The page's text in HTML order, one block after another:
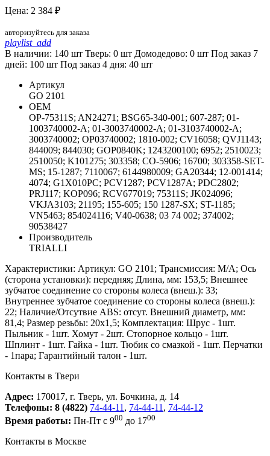
Цена: 2 384 ₽
авторизуйтесь для заказа
playlist_add
В наличии: 140 шт Тверь: 0 шт Домодедово: 0 шт Под заказ 7
дней: 100 шт Под заказ 4 дня: 40 шт
Артикул
GO 2101
ОЕМ
OP-75311S; AN24271; BSG65-340-001; 607-287; 01-
1003740002-A; 01-3003740002-A; 01-3103740002-A;
3003740002; OP03740002; 1810-002; CV16058; QVJ1143;
844009; 844030; GOP0840K; 1243200100; 6952; 2510023;
2510050; K101275; 303358; CO-5906; 16700; 303358-SET-
MS; 15-1287; 7110067; 6144980009; GA20344; 12-001414;
4074; G1X010PC; PCV1287; PCV1287A; PDC2802;
PRJ117; KOP096; RCV677019; 75311S; JK024096;
VKJA3103; 21195; 155-605; 150 1287-SX; ST-1185;
VN5463; 854024116; V40-0638; 03 74 002; 374002;
90538427
Производитель
TRIALLI
Характеристики: Артикул: GO 2101; Трансмиссия: M/A; Ось
(сторона установки): передняя; Длина, мм: 153,5; Внешнее
зубчатое соединение со стороны колеса (внеш.): 33;
Внутреннее зубчатое соединение со стороны колеса (внеш.):
22; Наличие/Отсутвие ABS: отсут. Внешний диаметр, мм:
81,4; Размер резьбы: 20х1,5; Комплектация: Шрус - 1шт.
Пыльник - 1шт. Хомут - 2шт. Стопорное кольцо - 1шт.
Шплинт - 1шт. Гайка - 1шт. Тюбик со смазкой - 1шт. Перчатки
- 1пара; Гарантийный талон - 1шт.
Контакты в Твери
Адрес: 170017, г. Тверь, ул. Бочкина, д. 14
Телефоны: 8 (4822) 74-44-11 , 74-44-11 , 74-44-12
Время работы: Пн-Пт с 900 до 1700
Контакты в Москве